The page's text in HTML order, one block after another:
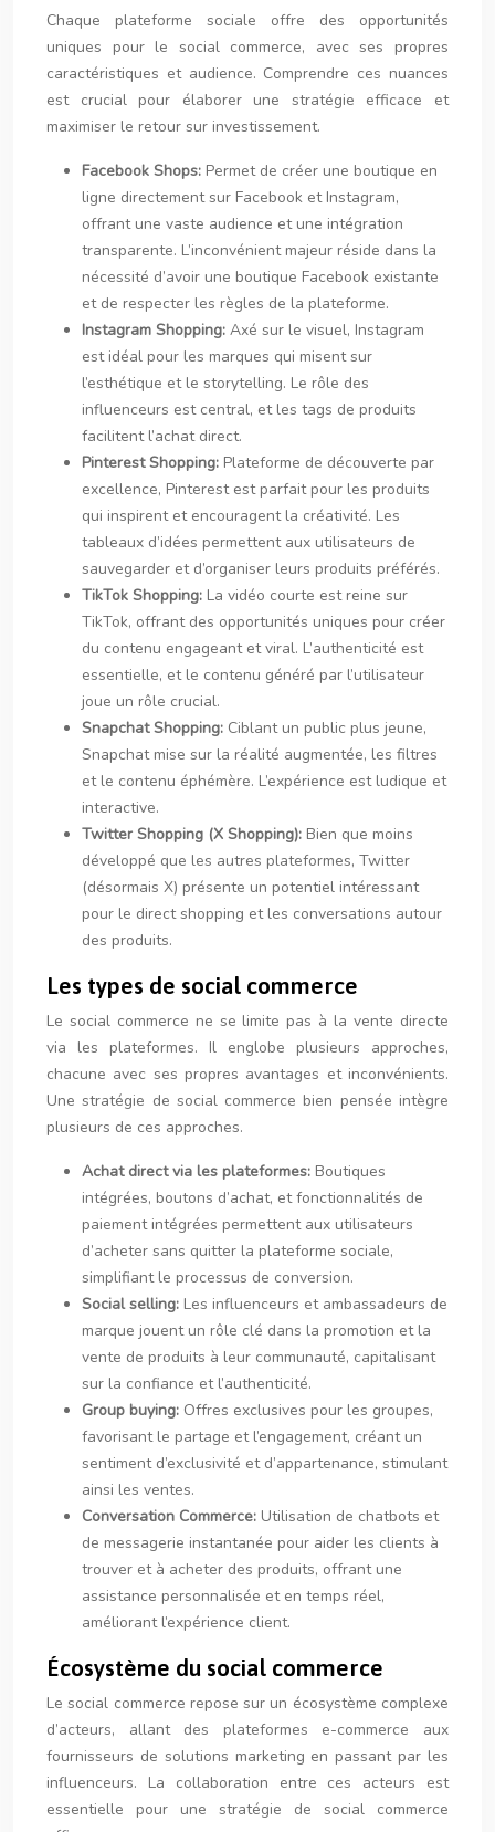
Chaque plateforme sociale offre des opportunités
uniques pour le social commerce, avec ses propres
caractéristiques et audience. Comprendre ces nuances
est crucial pour élaborer une stratégie efficace et
maximiser le retour sur investissement.
Facebook Shops: Permet de créer une boutique en
ligne directement sur Facebook et Instagram,
offrant une vaste audience et une intégration
transparente. L’inconvénient majeur réside dans la
nécessité d’avoir une boutique Facebook existante
et de respecter les règles de la plateforme.
Instagram Shopping: Axé sur le visuel, Instagram
est idéal pour les marques qui misent sur
l’esthétique et le storytelling. Le rôle des
influenceurs est central, et les tags de produits
facilitent l’achat direct.
Pinterest Shopping: Plateforme de découverte par
excellence, Pinterest est parfait pour les produits
qui inspirent et encouragent la créativité. Les
tableaux d’idées permettent aux utilisateurs de
sauvegarder et d’organiser leurs produits préférés.
TikTok Shopping: La vidéo courte est reine sur
TikTok, offrant des opportunités uniques pour créer
du contenu engageant et viral. L’authenticité est
essentielle, et le contenu généré par l’utilisateur
joue un rôle crucial.
Snapchat Shopping: Ciblant un public plus jeune,
Snapchat mise sur la réalité augmentée, les filtres
et le contenu éphémère. L’expérience est ludique et
interactive.
Twitter Shopping (X Shopping): Bien que moins
développé que les autres plateformes, Twitter
(désormais X) présente un potentiel intéressant
pour le direct shopping et les conversations autour
des produits.
Les types de social commerce
Le social commerce ne se limite pas à la vente directe
via les plateformes. Il englobe plusieurs approches,
chacune avec ses propres avantages et inconvénients.
Une stratégie de social commerce bien pensée intègre
plusieurs de ces approches.
Achat direct via les plateformes: Boutiques
intégrées, boutons d’achat, et fonctionnalités de
paiement intégrées permettent aux utilisateurs
d’acheter sans quitter la plateforme sociale,
simplifiant le processus de conversion.
Social selling: Les influenceurs et ambassadeurs de
marque jouent un rôle clé dans la promotion et la
vente de produits à leur communauté, capitalisant
sur la confiance et l’authenticité.
Group buying: Offres exclusives pour les groupes,
favorisant le partage et l’engagement, créant un
sentiment d’exclusivité et d’appartenance, stimulant
ainsi les ventes.
Conversation Commerce: Utilisation de chatbots et
de messagerie instantanée pour aider les clients à
trouver et à acheter des produits, offrant une
assistance personnalisée et en temps réel,
améliorant l’expérience client.
Écosystème du social commerce
Le social commerce repose sur un écosystème complexe
d’acteurs, allant des plateformes e-commerce aux
fournisseurs de solutions marketing en passant par les
influenceurs. La collaboration entre ces acteurs est
essentielle pour une stratégie de social commerce